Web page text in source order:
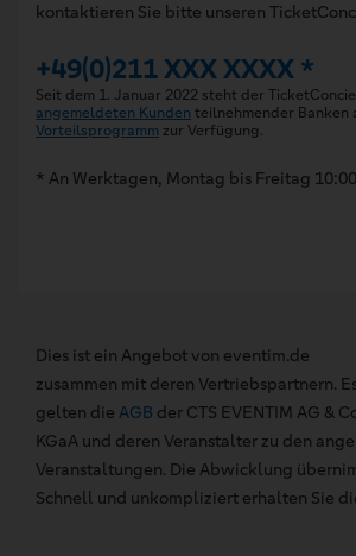
kontaktieren Sie bitte unseren
+49(0)211 XXX XXXX *
Seit dem 1. Januar 2022 steht der
angemeldeten Kunden teilnehmender Banken
Vorteilsprogramm zur Verfügung.
* An Werktagen, Montag bis Freitag
Dies ist ein Angebot von eventim.de
zusammen mit deren Vertriebspartnern.
gelten die AGB der CTS EVENTIM AG &
KGaA und deren Veranstalter zu den
Veranstaltungen. Die Abwicklung
Schnell und unkompliziert erhalten Sie